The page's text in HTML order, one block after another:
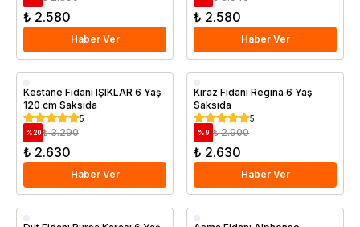
₺ 2.580
Haber Ver
₺ 2.580
Haber Ver
Aşılı
Saksıda
Kestane Fidanı IŞIKLAR 6 Yaş
120 cm Saksıda
5
%20 ₺ 3.290
₺ 2.630
Haber Ver
Aşılı
Geççi
Saksıda
Kiraz Fidanı Regina 6 Yaş
Saksıda
5
% 9 ₺ 2.900
₺ 2.630
Haber Ver
Aşılı
Saksıda